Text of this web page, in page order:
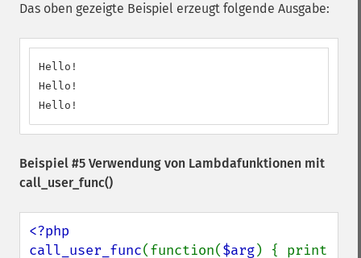
Das oben gezeigte Beispiel erzeugt folgende Ausgabe:
Hello!
Hello!
Hello!
Beispiel #5 Verwendung von Lambdafunktionen mit
call_user_func()
<?php
call_user_func(function($arg